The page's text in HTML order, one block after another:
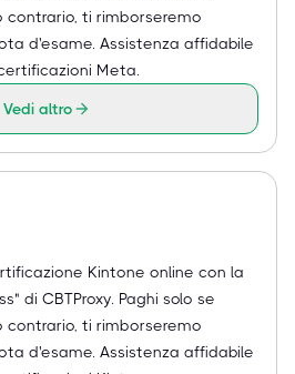
contrario, ti rimborseremo
d'esame. Assistenza affidabile
Meta.
Vedi altro
Kintone online con la
di CBTProxy. Paghi solo se
contrario, ti rimborseremo
d'esame. Assistenza affidabile